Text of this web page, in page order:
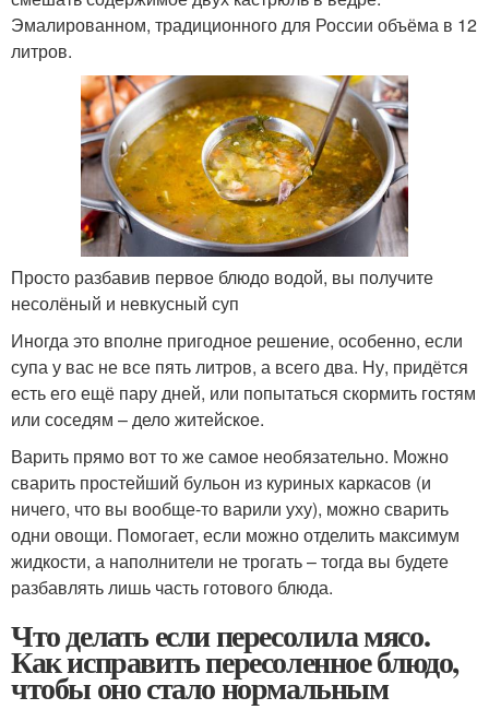
Эмалированном, традиционного для России объёма в 12
литров.
Просто разбавив первое блюдо водой, вы получите
несолёный и невкусный суп
Иногда это вполне пригодное решение, особенно, если
супа у вас не все пять литров, а всего два. Ну, придётся
есть его ещё пару дней, или попытаться скормить гостям
или соседям – дело житейское.
Варить прямо вот то же самое необязательно. Можно
сварить простейший бульон из куриных каркасов (и
ничего, что вы вообще-то варили уху), можно сварить
одни овощи. Помогает, если можно отделить максимум
жидкости, а наполнители не трогать – тогда вы будете
разбавлять лишь часть готового блюда.
Что делать если пересолила мясо.
Как исправить пересоленное блюдо,
чтобы оно стало нормальным